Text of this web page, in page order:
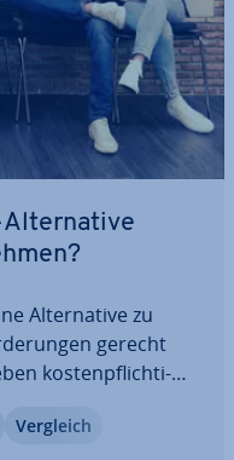
Al­ter­na­ti­ve zu
gerecht
kos­ten­pflich­ti­
Microsoft-
Vergleich